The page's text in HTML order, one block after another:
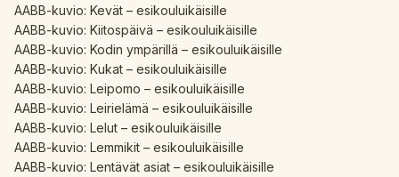
AABB-kuvio: Kevät – esikouluikäisille
AABB-kuvio: Kiitospäivä – esikouluikäisille
AABB-kuvio: Kodin ympärillä – esikouluikäisille
AABB-kuvio: Kukat – esikouluikäisille
AABB-kuvio: Leipomo – esikouluikäisille
AABB-kuvio: Leirielämä – esikouluikäisille
AABB-kuvio: Lelut – esikouluikäisille
AABB-kuvio: Lemmikit – esikouluikäisille
AABB-kuvio: Lentävät asiat – esikouluikäisille